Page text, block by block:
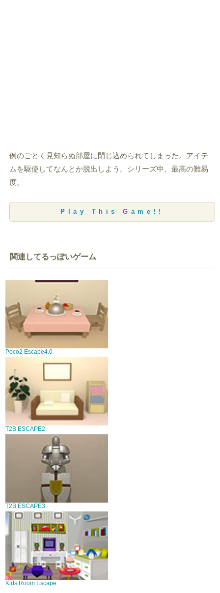
例のごとく見知らぬ部屋に閉じ込められてしまった。アイテ
ムを駆使してなんとか脱出しよう。シリーズ中、最高の難易
度。
Play This Game!!
関連してるっぽいゲーム
Poco2 Escape4.0
T2B ESCAPE2
T2B ESCAPE3
Kids Room Escape